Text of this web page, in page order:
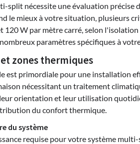
split nécessite une évaluation précise
le mieux à votre situation, plusieurs
120 W par mètre carré, selon
paramètres spécifiques à
zones thermiques
est primordiale pour une installation
nécessitant un traitement
orientation et leur utilisation
du confort thermique.
du système
requise pour votre système